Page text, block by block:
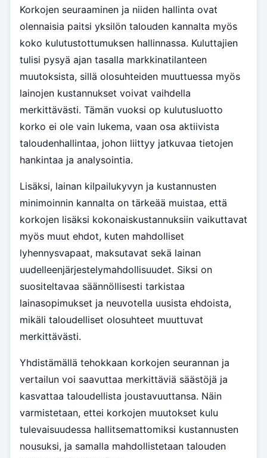
Korkojen seuraaminen ja niiden hallinta ovat
olennaisia paitsi yksilön talouden kannalta myös
koko kulutustottumuksen hallinnassa. Kuluttajien
tulisi pysyä ajan tasalla markkinatilanteen
muutoksista, sillä olosuhteiden muuttuessa myös
lainojen kustannukset voivat vaihdella
merkittävästi. Tämän vuoksi op kulutusluotto
korko ei ole vain lukema, vaan osa aktiivista
taloudenhallintaa, johon liittyy jatkuvaa tietojen
hankintaa ja analysointia.
Lisäksi, lainan kilpailukyvyn ja kustannusten
minimoinnin kannalta on tärkeää muistaa, että
korkojen lisäksi kokonaiskustannuksiin vaikuttavat
myös muut ehdot, kuten mahdolliset
lyhennysvapaat, maksutavat sekä lainan
uudelleenjärjestelymahdollisuudet. Siksi on
suositeltavaa säännöllisesti tarkistaa
lainasopimukset ja neuvotella uusista ehdoista,
mikäli taloudelliset olosuhteet muuttuvat
merkittävästi.
Yhdistämällä tehokkaan korkojen seurannan ja
vertailun voi saavuttaa merkittäviä säästöjä ja
kasvattaa taloudellista joustavuuttansa. Näin
varmistetaan, ettei korkojen muutokset kulu
tulevaisuudessa hallitsemattomiksi kustannusten
nousuksi, ja samalla mahdollistetaan talouden